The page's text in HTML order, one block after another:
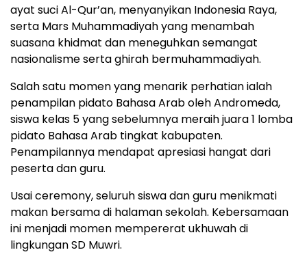
ayat suci Al-Qur’an, menyanyikan Indonesia Raya,
serta Mars Muhammadiyah yang menambah
suasana khidmat dan meneguhkan semangat
nasionalisme serta ghirah bermuhammadiyah.
Salah satu momen yang menarik perhatian ialah
penampilan pidato Bahasa Arab oleh Andromeda,
siswa kelas 5 yang sebelumnya meraih juara 1 lomba
pidato Bahasa Arab tingkat kabupaten.
Penampilannya mendapat apresiasi hangat dari
peserta dan guru.
Usai ceremony, seluruh siswa dan guru menikmati
makan bersama di halaman sekolah. Kebersamaan
ini menjadi momen mempererat ukhuwah di
lingkungan SD Muwri.